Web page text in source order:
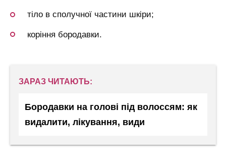
тіло в сполучної частини шкіри;
коріння бородавки.
ЗАРАЗ ЧИТАЮТЬ:
Бородавки на голові під волоссям: як
видалити, лікування, види